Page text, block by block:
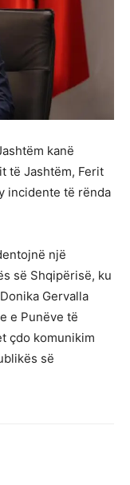
kanë
të Jashtëm, Ferit
incidente të rënda
një
së Shqipërisë, ku
Gervalla
e Punëve të
çdo komunikim
së